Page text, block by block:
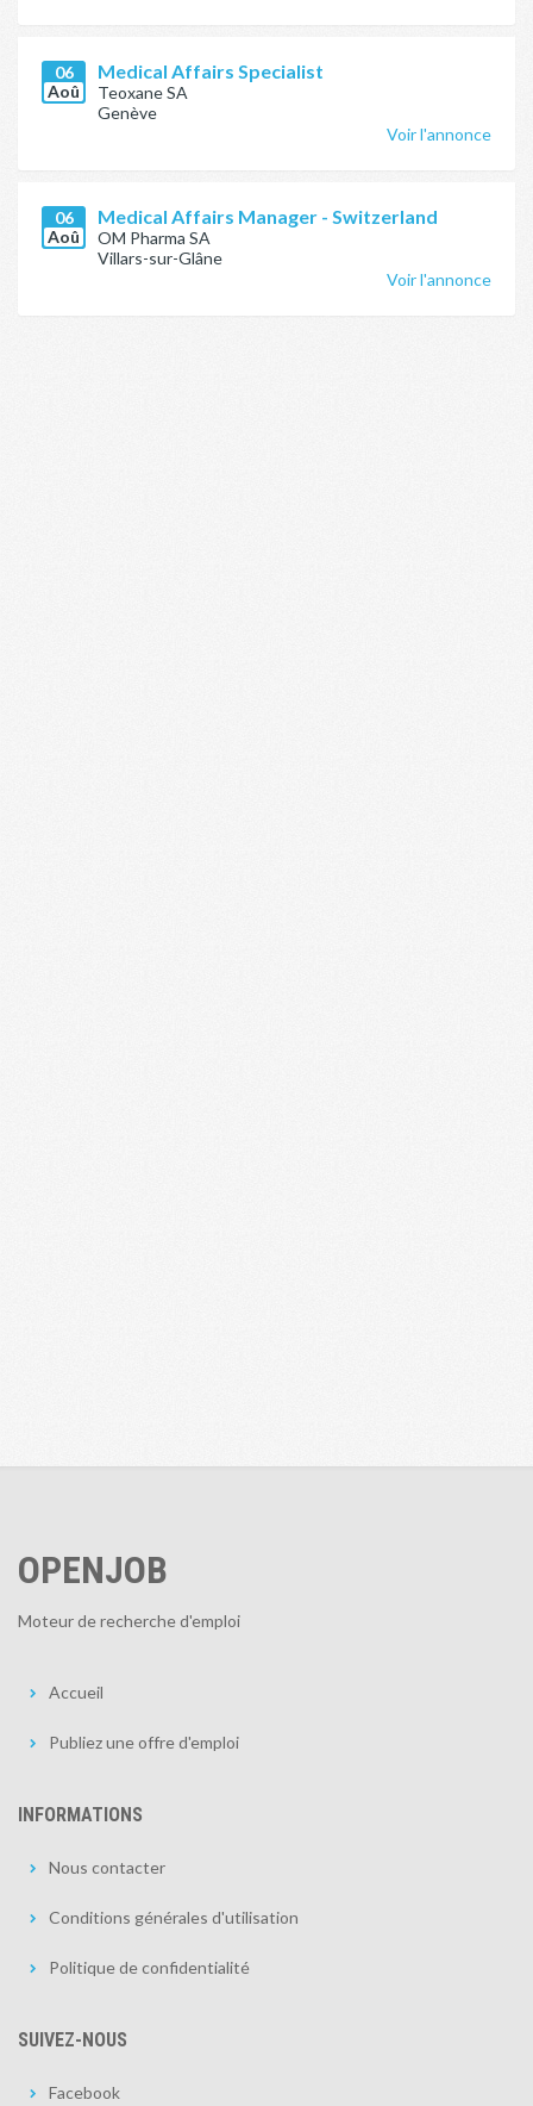
06
Aoû
Medical Affairs Specialist
Teoxane SA
Genève
Voir l'annonce
06
Aoû
Medical Affairs Manager - Switzerland
OM Pharma SA
Villars-sur-Glâne
Voir l'annonce
OPENJOB
Moteur de recherche d'emploi
Accueil
Publiez une offre d'emploi
INFORMATIONS
Nous contacter
Conditions générales d'utilisation
Politique de confidentialité
SUIVEZ-NOUS
Facebook